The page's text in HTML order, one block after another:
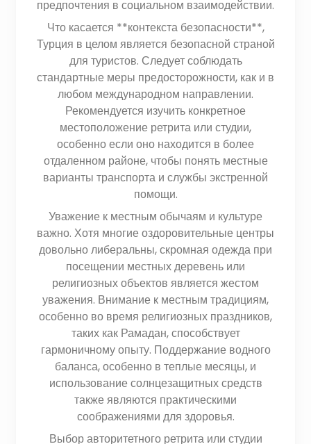
предпочтения в социальном взаимодействии.
Что касается **контекста безопасности**,
Турция в целом является безопасной страной
для туристов. Следует соблюдать
стандартные меры предосторожности, как и в
любом международном направлении.
Рекомендуется изучить конкретное
местоположение ретрита или студии,
особенно если оно находится в более
отдаленном районе, чтобы понять местные
варианты транспорта и службы экстренной
помощи.
Уважение к местным обычаям и культуре
важно. Хотя многие оздоровительные центры
довольно либеральны, скромная одежда при
посещении местных деревень или
религиозных объектов является жестом
уважения. Внимание к местным традициям,
особенно во время религиозных праздников,
таких как Рамадан, способствует
гармоничному опыту. Поддержание водного
баланса, особенно в теплые месяцы, и
использование солнцезащитных средств
также являются практическими
соображениями для здоровья.
Выбор авторитетного ретрита или студии